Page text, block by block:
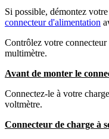
Si possible, démontez
connecteur d'alimentation
Contrôlez votre
multimètre.
Avant de monter le
Connectez-le à votre
voltmètre.
Connecteur de charge à